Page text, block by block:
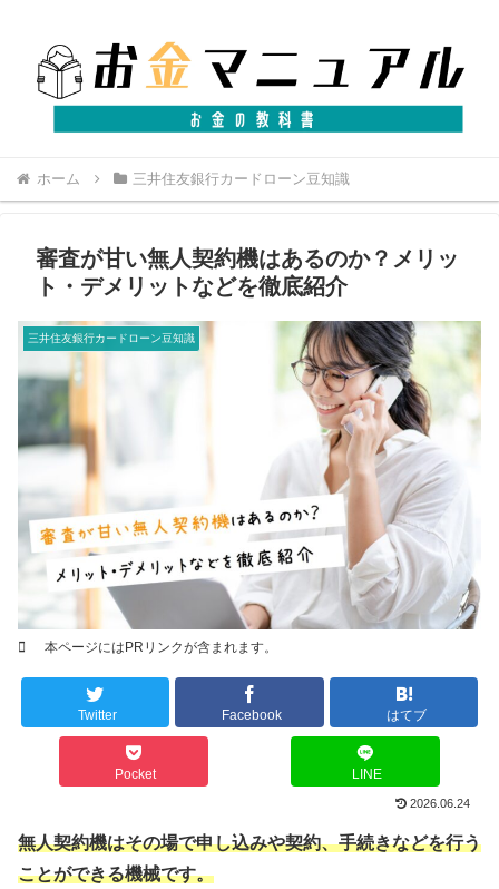
ホーム 三井住友銀行カードローン豆知識
審査が甘い無人契約機はあるのか？メリッ
ト・デメリットなどを徹底紹介
本ページにはPRリンクが含まれます。
三井住友銀行カードローン豆知識
Twitter Facebook はてブ
Pocket LINE
2026.06.24
無人契約機はその場で申し込みや契約、手続きなどを行う
ことができる機械です。